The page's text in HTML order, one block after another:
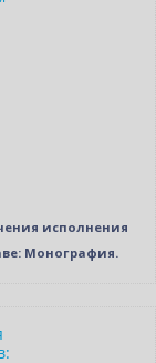
исполнения
Монография.